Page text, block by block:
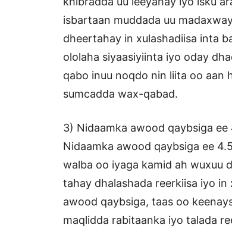
isbartaan muddada uu
dheertahay in xulashadiisa inta
ololaha siyaasiyiinta iyo oday
qabo inuu noqdo nin liita oo aan
sumcadda wax-qabad.
3) Nidaamka awood qaybsiga ee
Nidaamka awood qaybsiga ee
walba oo iyaga kamid ah wuxuu
tahay dhalashada reerkiisa iyo
awood qaybsiga, taas oo
maqlidda rabitaanka iyo talada